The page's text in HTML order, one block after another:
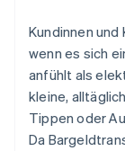
Kundinnen und
wenn es sich
anfühlt als
kleine,
Tippen oder
Da